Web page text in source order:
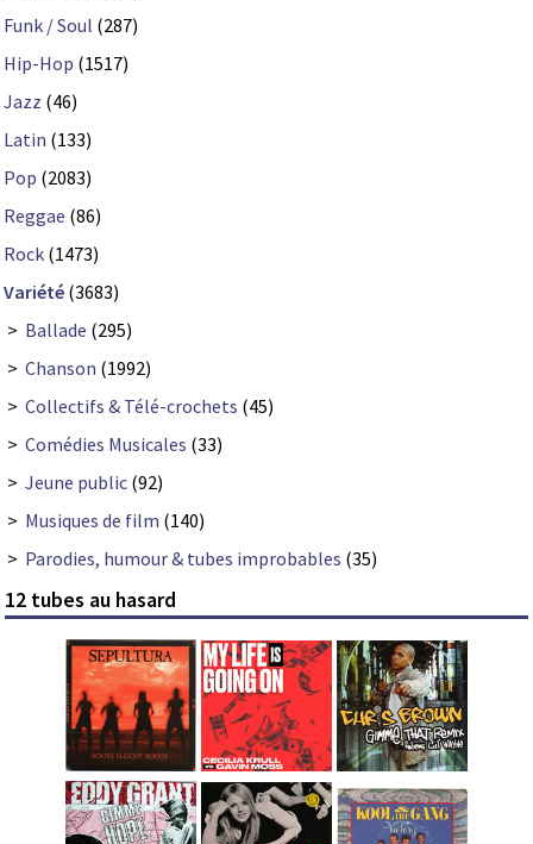
Funk / Soul (287)
Hip-Hop (1517)
Jazz (46)
Latin (133)
Pop (2083)
Reggae (86)
Rock (1473)
Variété (3683)
> Ballade (295)
> Chanson (1992)
> Collectifs & Télé-crochets (45)
> Comédies Musicales (33)
> Jeune public (92)
> Musiques de film (140)
> Parodies, humour & tubes improbables (35)
12 tubes au hasard